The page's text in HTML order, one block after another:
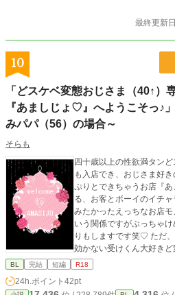
最終更新
10
「どスケベ変態おじさま（40↑）
『あましじょ♡』へようこそっ♪
みパパ（56）の場合～
そらも
四十歳以上の性欲満タン
も入店でき、おじさま好
ぷりとできちゃうお店『
る、お客とボーイのイチャラブハ
みたかったえっちなお店
いう関係ですがぶっちゃ
りもしますです笑♡ ただ
効かない受けくん大好き
っている他、潮吹きプレイ
ご注意を！ ※ R-18エロもので、♡（ハート）喘ぎ満載で
BL 完結 短編 R18
24h.ポイント 42pt